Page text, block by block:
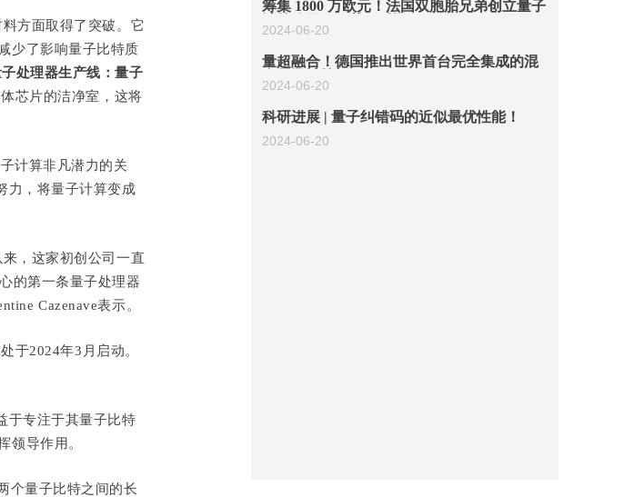
方面取得了突破。它
少了影响量子比特质
处理器生产线 ：量子
芯片的洁净室，这将
计算非凡潜力的关
力，将量子计算变成
，这家初创公司一直
的第一条量子处理器
Cazenave表示。
于2024年3月启动。
于专注于其量子比特
领导作用。
个量子比特之间的长
筹集 1800 万欧元！法国双胞胎兄弟创立量子
2024-06-20
量超融合！德国推出世界首台完全集成的混
2024-06-20
科研进展 | 量子纠错码的近似最优性能！
2024-06-20